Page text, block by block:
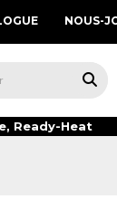
NOUS-
Ready-Heat